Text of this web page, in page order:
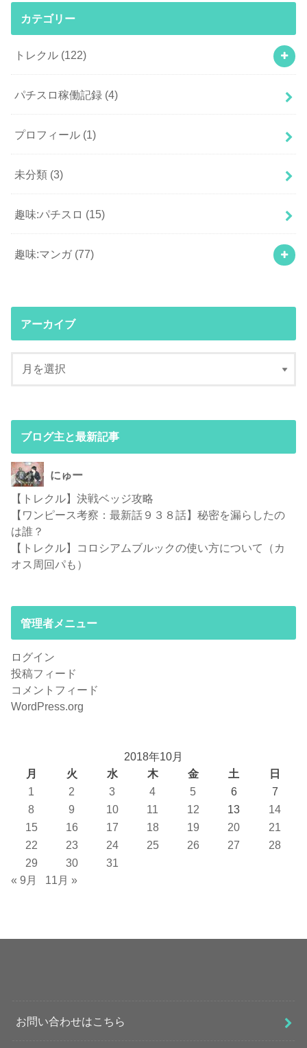
カテゴリー
トレクル (122)
パチスロ稼働記録 (4)
プロフィール (1)
未分類 (3)
趣味:パチスロ (15)
趣味:マンガ (77)
アーカイブ
ブログ主と最新記事
にゅー
【トレクル】決戦ベッジ攻略
【ワンピース考察：最新話９３８話】秘密を漏らしたの
は誰？
【トレクル】コロシアムブルックの使い方について（カ
オス周回パも）
管理者メニュー
ログイン
投稿フィード
コメントフィード
WordPress.org
2018年10月
月
火 水 木 金 土
日
1
2 3 4 5 6
7
8
9 10 11 12 13
14
15
16 17 18 19 20
21
22
23 24 25 26 27
28
29
30
31
« 9月
11月 »
お問い合わせはこちら